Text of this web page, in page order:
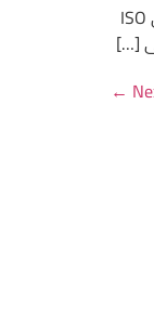
في سوق المقاولات شديد التنافس، لم يعد النجاح قائمًا فقط على الخبرة أو حجم المشروعات، بل أصبح مرتبطًا بالالتزام بالمعايير العالمية للجودة. وهنا تبرز شروط الحصول على ISO
←